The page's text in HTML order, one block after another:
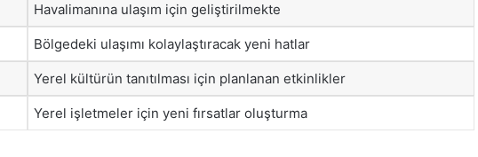
Havalimanına ulaşım için geliştirilmekte
Bölgedeki ulaşımı kolaylaştıracak yeni hatlar
Yerel kültürün tanıtılması için planlanan etkinlikler
Yerel işletmeler için yeni fırsatlar oluşturma